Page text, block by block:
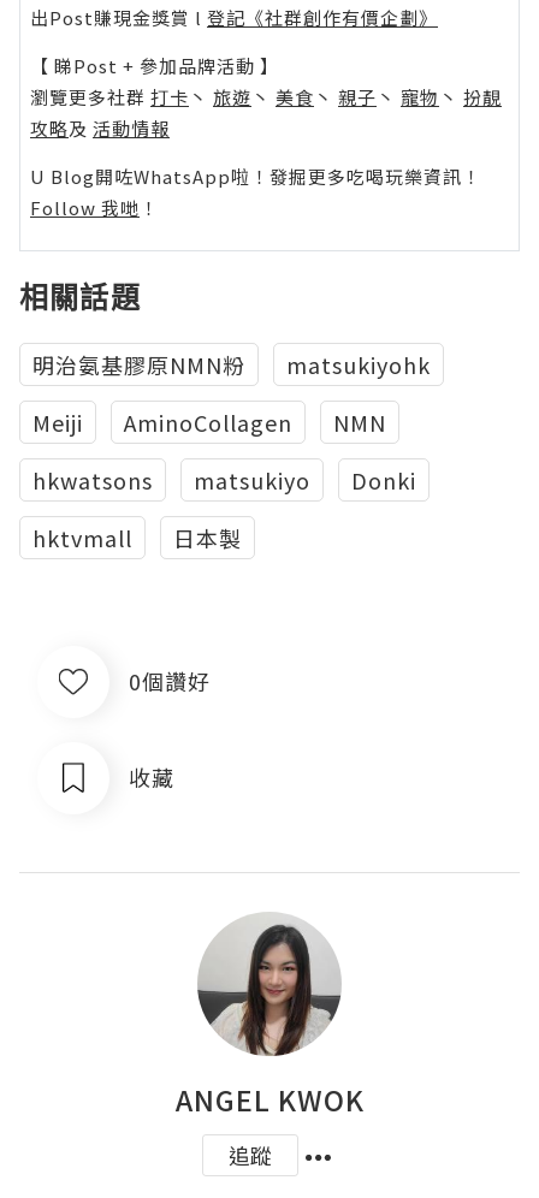
出Post賺現金獎賞 l 登記《社群創作有價企劃》
【 睇Post + 參加品牌活動 】
瀏覽更多社群 打卡 丶 旅遊 丶 美食 丶 親子 丶 寵物 丶 扮靚
攻略及 活動情報
U Blog開咗WhatsApp啦！發掘更多吃喝玩樂資訊！
Follow 我哋 ！
相關話題
明治氨基膠原NMN粉
matsukiyohk
Meiji
AminoCollagen
NMN
hkwatsons
matsukiyo
Donki
hktvmall
日本製
0個讚好
收藏
ANGEL KWOK
追蹤